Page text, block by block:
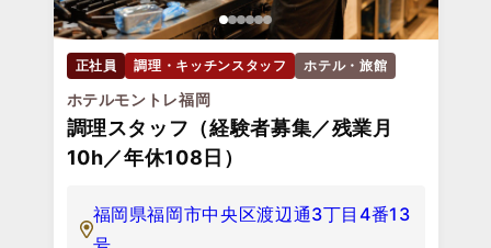
正社員 調理・キッチンスタッフ ホテル・旅館
ホテルモントレ福岡
調理スタッフ（経験者募集／残業月
10h／年休108日）
福岡県福岡市中央区渡辺通3丁目4番13